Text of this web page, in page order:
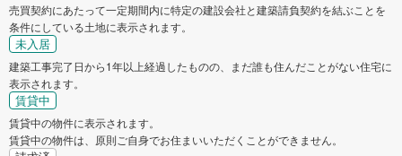
売買契約にあたって一定期間内に特定の建設会社と建築請負契約を結ぶことを
条件にしている土地に表示されます。
未入居
建築工事完了日から1年以上経過したものの、まだ誰も住んだことがない住宅に
表示されます。
賃貸中
賃貸中の物件に表示されます。
賃貸中の物件は、原則ご自身でお住まいいただくことができません。